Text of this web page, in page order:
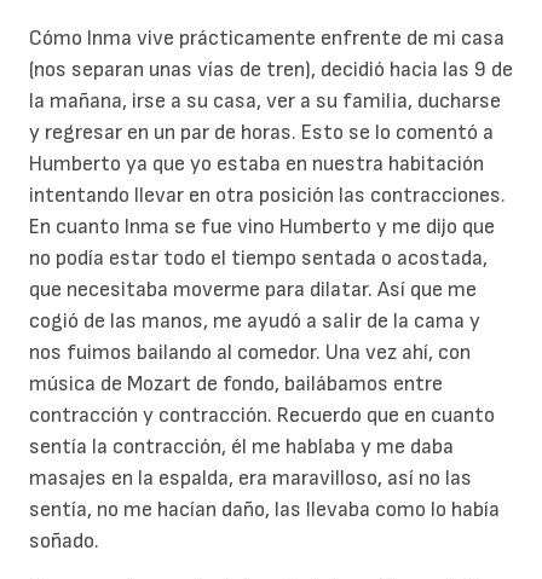
Cómo Inma vive prácticamente enfrente de mi casa
(nos separan unas vías de tren), decidió hacia las 9 de
la mañana, irse a su casa, ver a su familia, ducharse
y regresar en un par de horas. Esto se lo comentó a
Humberto ya que yo estaba en nuestra habitación
intentando llevar en otra posición las contracciones.
En cuanto Inma se fue vino Humberto y me dijo que
no podía estar todo el tiempo sentada o acostada,
que necesitaba moverme para dilatar. Así que me
cogió de las manos, me ayudó a salir de la cama y
nos fuimos bailando al comedor. Una vez ahí, con
música de Mozart de fondo, bailábamos entre
contracción y contracción. Recuerdo que en cuanto
sentía la contracción, él me hablaba y me daba
masajes en la espalda, era maravilloso, así no las
sentía, no me hacían daño, las llevaba como lo había
soñado.